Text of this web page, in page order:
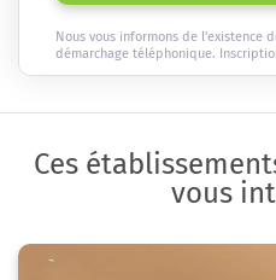
Nous vous informons de l'existence
démarchage téléphonique.
Ces
vous